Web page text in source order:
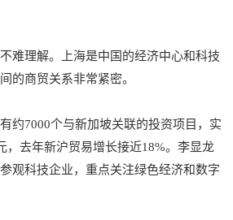
难理解。上海是中国的经济中心和科技
的商贸关系非常紧密。
约7000个与新加坡关联的投资项目，实
，去年新沪贸易增长接近18%。李显龙
观科技企业，重点关注绿色经济和数字